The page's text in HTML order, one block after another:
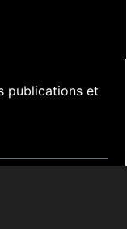
publications et